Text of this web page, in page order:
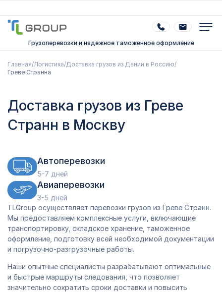
Грузоперевозки и надежное таможенное оформление
Главная/Логистика/Доставка грузов из Дании в Россию/
Греве Странна
Доставка грузов из Греве
Странн в Москву
Автоперевозки
5-7 дней
Авиаперевозки
3-5 дней
TLGroup осуществляет перевозки грузов из Греве Странн.
Мы предоставляем комплексные услуги, включающие
транспортировку, складское хранение, таможенное
оформление, подготовку всей необходимой документации
и погрузочно-разгрузочные работы.
Наши опытные специалисты разрабатывают оптимальные
и быстрые маршруты следования, что позволяет
значительно сократить сроки доставки и повысить